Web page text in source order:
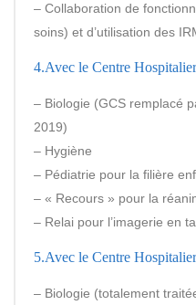
– Collaboration de
soins) et d’utilisation des
4.Avec le Centre
– Biologie (GCS remplacé
2019)
– Hygiène
– Pédiatrie pour la filière
– « Recours » pour la
– Relai pour l’imagerie en
5.Avec le Centre
– Biologie (totalement